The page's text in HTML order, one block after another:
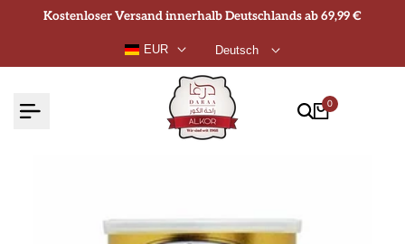
Kostenloser Versand innerhalb Deutschlands ab 69,99 €
EUR Deutsch
0